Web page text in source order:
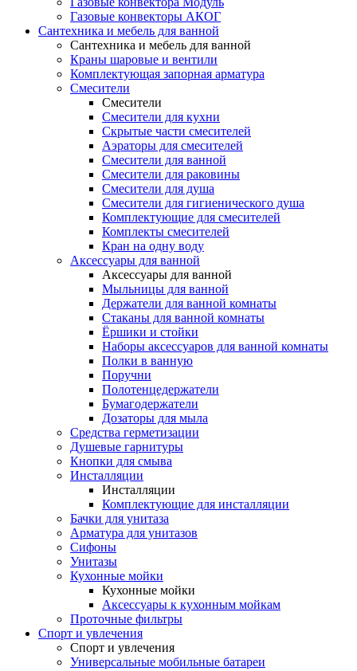
Газовые конвекторы АКОГ
Сантехника и мебель для ванной
Сантехника и мебель для ванной
Краны шаровые и вентили
Комплектующая запорная арматура
Смесители
Смесители
Смесители для кухни
Скрытые части смесителей
Аэраторы для смесителей
Смесители для ванной
Смесители для раковины
Смесители для душа
Смесители для гигиенического душа
Комплектующие для смесителей
Комплекты смесителей
Кран на одну воду
Аксессуары для ванной
Аксессуары для ванной
Мыльницы для ванной
Держатели для ванной комнаты
Стаканы для ванной комнаты
Ёршики и стойки
Наборы аксессуаров для ванной комнаты
Полки в ванную
Поручни
Полотенцедержатели
Бумагодержатели
Дозаторы для мыла
Средства герметизации
Душевые гарнитуры
Кнопки для смыва
Инсталляции
Инсталляции
Комплектующие для инсталляции
Бачки для унитаза
Арматура для унитазов
Сифоны
Унитазы
Кухонные мойки
Кухонные мойки
Аксессуары к кухонным мойкам
Проточные фильтры
Спорт и увлечения
Спорт и увлечения
Универсальные мобильные батареи